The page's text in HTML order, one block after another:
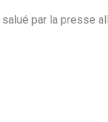
par la presse